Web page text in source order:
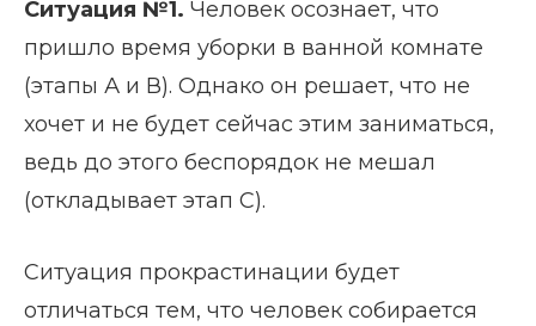
Ситуация №1. Человек осознает, что
пришло время уборки в ванной комнате
(этапы А и В). Однако он решает, что не
хочет и не будет сейчас этим заниматься,
ведь до этого беспорядок не мешал
(откладывает этап С).
Ситуация прокрастинации будет
отличаться тем, что человек собирается